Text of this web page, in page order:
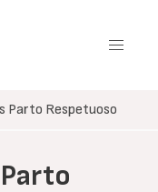
Parto Respetuoso